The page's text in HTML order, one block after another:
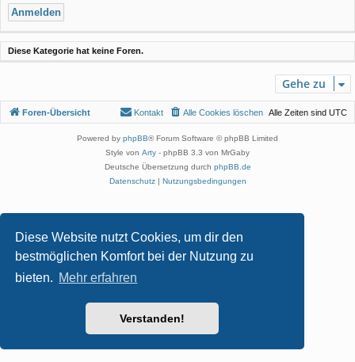
Diese Website nutzt Cookies, um dir den
bestmöglichen Komfort bei der Nutzung zu
bieten. Mehr erfahren
Verstanden!
Diese Kategorie hat keine Foren.
Gehe zu
Foren-Übersicht Alle Zeiten sind UTC
Alle Cookies löschen
Kontakt
Powered by phpBB® Forum Software © phpBB Limited
Style von Arty - phpBB 3.3 von MrGaby
Deutsche Übersetzung durch phpBB.de
Datenschutz| Nutzungsbedingungen